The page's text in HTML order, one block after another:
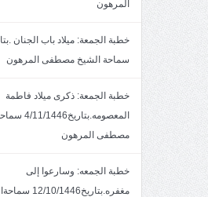
المرهون
سماحة الشيخ مصطفى المرهون
خطبة الجمعة: ذكرى ميلاد فاطمة
مصطفى المرهون
خطبة الجمعه: وسارعوا إلى